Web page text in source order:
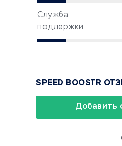
Служба
поддержки
SPEED ​​BOOSTR
Добавить